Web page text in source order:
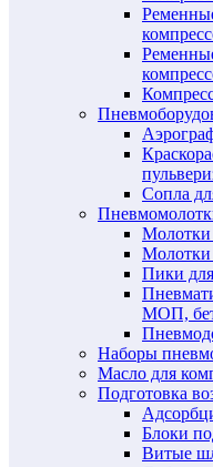
Сопла
Молотки
Молотки
Пики
МОП,
Наборы
Масло для
Подготовка
Блоки
Витые